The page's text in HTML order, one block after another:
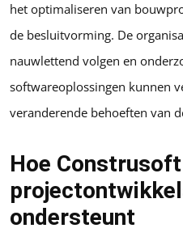
het optimaliseren van
de besluitvorming. De
nauwlettend volgen en
softwareoplossingen kunnen
veranderende behoeften van
Hoe
ondersteunt